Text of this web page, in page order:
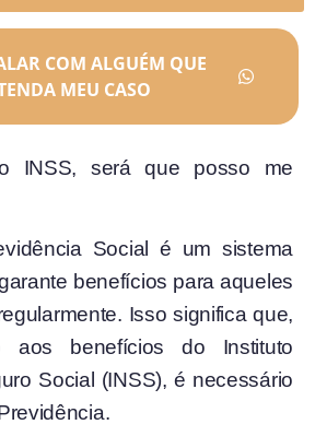
COM ALGUÉM QUE
MEU CASO
INSS, será que posso me
Social é um sistema
benefícios para aqueles
Isso significa que,
aos benefícios do Instituto
Social (INSS), é necessário